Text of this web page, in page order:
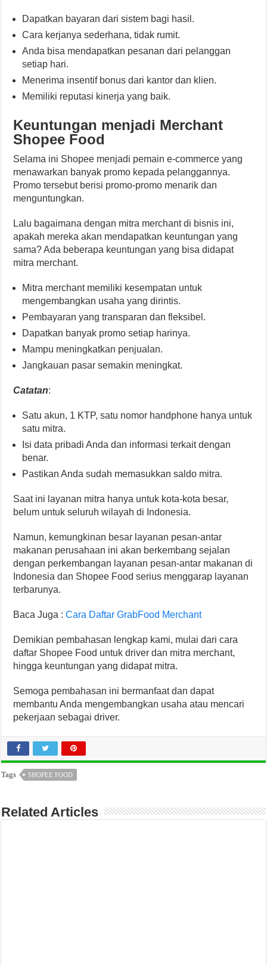
Dapatkan bayaran dari sistem bagi hasil.
Cara kerjanya sederhana, tidak rumit.
Anda bisa mendapatkan pesanan dari pelanggan
setiap hari.
Menerima insentif bonus dari kantor dan klien.
Memiliki reputasi kinerja yang baik.
Keuntungan menjadi Merchant
Shopee Food
Selama ini Shopee menjadi pemain e-commerce yang
menawarkan banyak promo kepada pelanggannya.
Promo tersebut berisi promo-promo menarik dan
menguntungkan.
Lalu bagaimana dengan mitra merchant di bisnis ini,
apakah mereka akan mendapatkan keuntungan yang
sama? Ada beberapa keuntungan yang bisa didapat
mitra merchant.
Mitra merchant memiliki kesempatan untuk
mengembangkan usaha yang dirintis.
Pembayaran yang transparan dan fleksibel.
Dapatkan banyak promo setiap harinya.
Mampu meningkatkan penjualan.
Jangkauan pasar semakin meningkat.
Catatan:
Satu akun, 1 KTP, satu nomor handphone hanya untuk
satu mitra.
Isi data pribadi Anda dan informasi terkait dengan
benar.
Pastikan Anda sudah memasukkan saldo mitra.
Saat ini layanan mitra hanya untuk kota-kota besar,
belum untuk seluruh wilayah di Indonesia.
Namun, kemungkinan besar layanan pesan-antar
makanan perusahaan ini akan berkembang sejalan
dengan perkembangan layanan pesan-antar makanan di
Indonesia dan Shopee Food serius menggarap layanan
terbarunya.
Baca Juga :Cara Daftar GrabFood Merchant
Demikian pembahasan lengkap kami, mulai dari cara
daftar Shopee Food untuk driver dan mitra merchant,
hingga keuntungan yang didapat mitra.
Semoga pembahasan ini bermanfaat dan dapat
membantu Anda mengembangkan usaha atau mencari
pekerjaan sebagai driver.
Tags SHOPEE FOOD
Related Articles